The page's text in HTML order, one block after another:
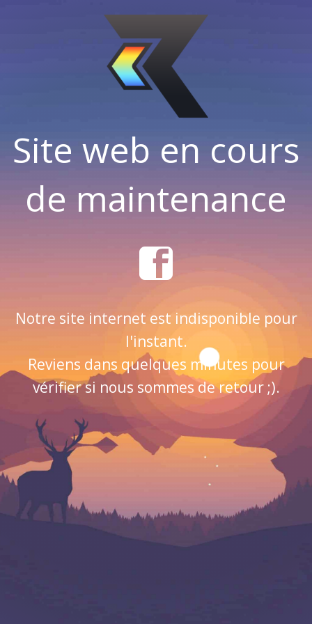
Site web en cours
de maintenance
Notre site internet est indisponible pour
l'instant.
Reviens dans quelques minutes pour
vérifier si nous sommes de retour ;).